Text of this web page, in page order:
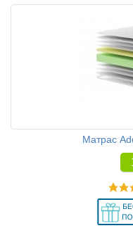
Матрас